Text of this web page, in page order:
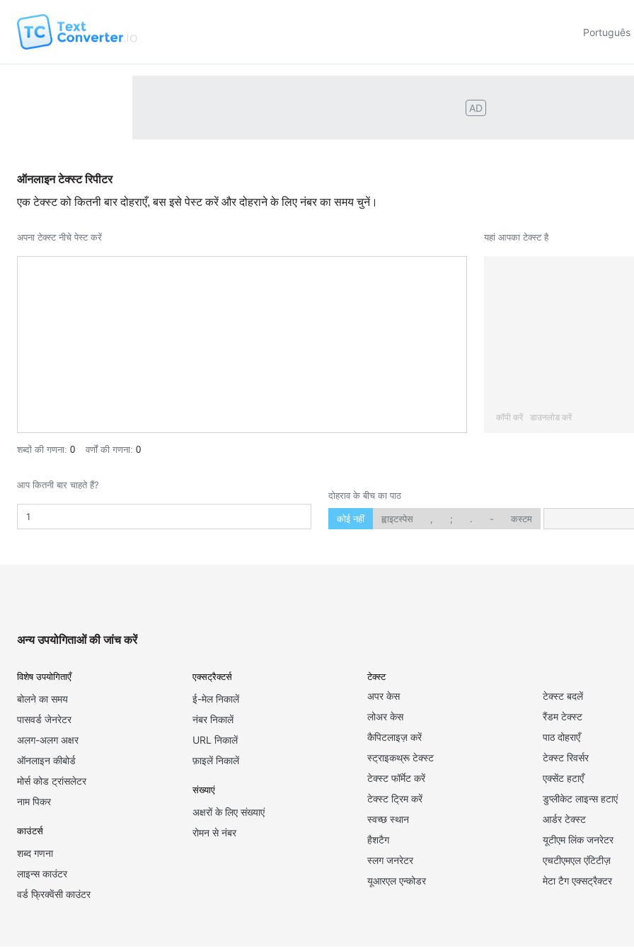
Português
AD
ऑनलाइन टेक्स्ट रिपीटर
एक टेक्स्ट को कितनी बार दोहराएँ, बस इसे पेस्ट करें और दोहराने के लिए नंबर का समय चुनें।
अपना टेक्स्ट नीचे पेस्ट करें
शब्दों की गणना: 0 वर्णों की गणना: 0
यहां आपका टेक्स्ट है
कॉपी करें डाउनलोड करें
आप कितनी बार चाहते हैं?
दोहराव के बीच का पाठ
कोई नहीं ह्वाइटस्पेस ; . - कस्टम
अन्य उपयोगिताओं की जांच करें
विशेष उपयोगिताएँ
बोलने का समय
पासवर्ड जेनरेटर
अलग-अलग अक्षर
ऑनलाइन कीबोर्ड
मोर्स कोड ट्रांसलेटर
नाम पिकर
काउंटर्स
शब्द गणना
लाइन्स काउंटर
वर्ड फ्रिक्वेंसी काउंटर
एक्सट्रैक्टर्स
ई-मेल निकालें
नंबर निकालें
URL निकालें
फ़ाइलें निकालें
संख्याएं
अक्षरों के लिए संख्याएं
रोमन से नंबर
टेक्स्ट
अपर केस
लोअर केस
कैपिटलाइज़ करें
स्ट्राइकथ्रू टेक्स्ट
टेक्स्ट फॉर्मेट करें
टेक्स्ट ट्रिम करें
स्वच्छ स्थान
हैशटैग
स्लग जनरेटर
यूआरएल एन्कोडर
टेक्स्ट बदलें
रैंडम टेक्स्ट
पाठ दोहराएँ
टेक्स्ट रिवर्सर
एक्सेंट हटाएँ
डुप्लीकेट लाइन्स हटाएं
आर्डर टेक्स्ट
यूटीएम लिंक जनरेटर
एचटीएमएल एंटिटीज़
मेटा टैग एक्सट्रैक्टर